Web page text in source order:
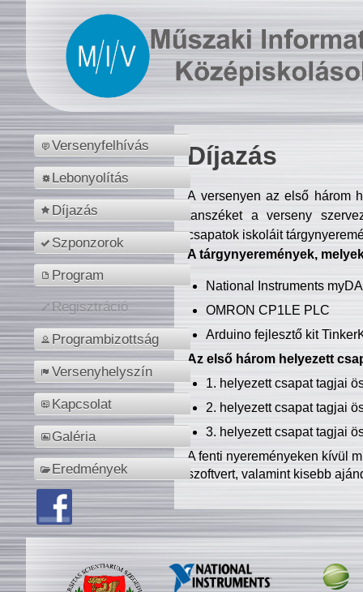
Versenyfelhívás
Lebonyolítás
Díjazás
Szponzorok
Program
Regisztráció
Programbizottság
Versenyhelyszín
Kapcsolat
Galéria
Eredmények
Díjazás
A versenyen az első három
tanszéket a verseny
csapatok iskoláit
A tárgynyeremények,
National Instruments
OMRON CP1LE PLC
Arduino fejlesztő kit
Az első három helyezett
1. helyezett csapat tagjai
2. helyezett csapat tagjai
3. helyezett csapat tagjai
A fenti nyereményeken kívül
szoftvert, valamint kisebb